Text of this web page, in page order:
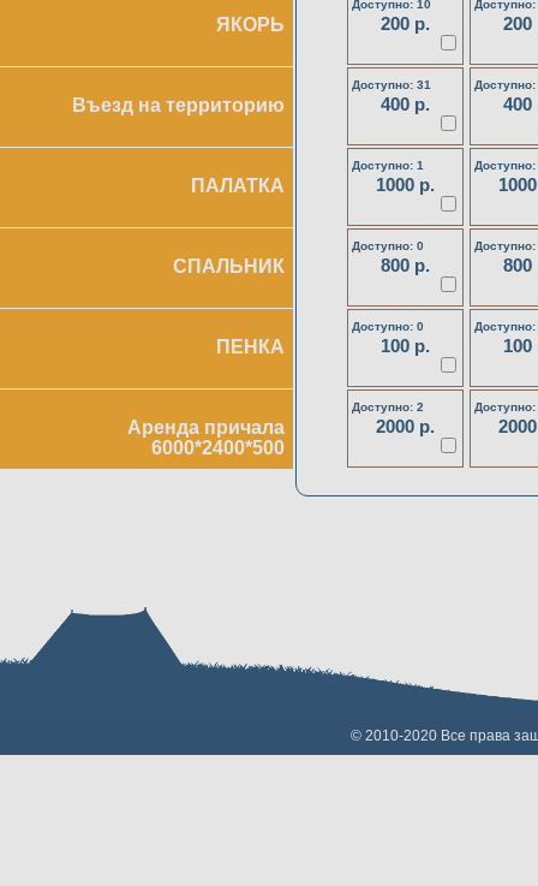
ЯКОРЬ
Въезд на территорию
ПАЛАТКА
СПАЛЬНИК
ПЕНКА
Аренда причала
6000*2400*500
Доступно: 10
200 р.
Доступно: 31
400 р.
Доступно: 1
1000 р.
Доступно: 0
800 р.
Доступно: 0
100 р.
Доступно: 2
2000 р.
Доступно:
200
Доступно:
400
Доступно:
Доступно:
800
Доступно:
100
Доступно:
© 2010-2020 Все права